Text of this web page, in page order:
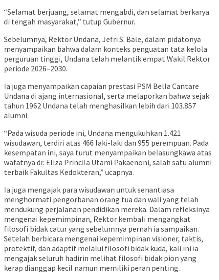
“Selamat berjuang, selamat mengabdi, dan selamat berkarya
di tengah masyarakat,” tutup Gubernur.
Sebelumnya, Rektor Undana, Jefri S. Bale, dalam pidatonya
menyampaikan bahwa dalam konteks penguatan tata kelola
perguruan tinggi, Undana telah melantik empat Wakil Rektor
periode 2026–2030.
Ia juga menyampaikan capaian prestasi PSM Bella Cantare
Undana di ajang internasional, serta melaporkan bahwa sejak
tahun 1962 Undana telah menghasilkan lebih dari 103.857
alumni.
“Pada wisuda periode ini, Undana mengukuhkan 1.421
wisudawan, terdiri atas 466 laki-laki dan 955 perempuan. Pada
kesempatan ini, saya turut menyampaikan belasungkawa atas
wafatnya dr. Eliza Princila Utami Pakaenoni, salah satu alumni
terbaik Fakultas Kedokteran,” ucapnya.
Ia juga mengajak para wisudawan untuk senantiasa
menghormati pengorbanan orang tua dan wali yang telah
mendukung perjalanan pendidikan mereka. Dalam refleksinya
mengenai kepemimpinan, Rektor kembali mengangkat
filosofi bidak catur yang sebelumnya pernah ia sampaikan.
Setelah berbicara mengenai kepemimpinan visioner, taktis,
protektif, dan adaptif melalui filosofi bidak kuda, kali ini ia
mengajak seluruh hadirin melihat filosofi bidak pion yang
kerap dianggap kecil namun memiliki peran penting.